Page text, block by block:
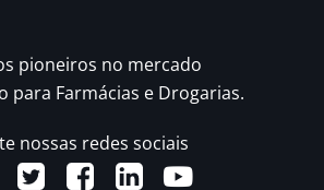
pioneiros no mercado
para Farmácias e Drogarias.
nossas redes sociais